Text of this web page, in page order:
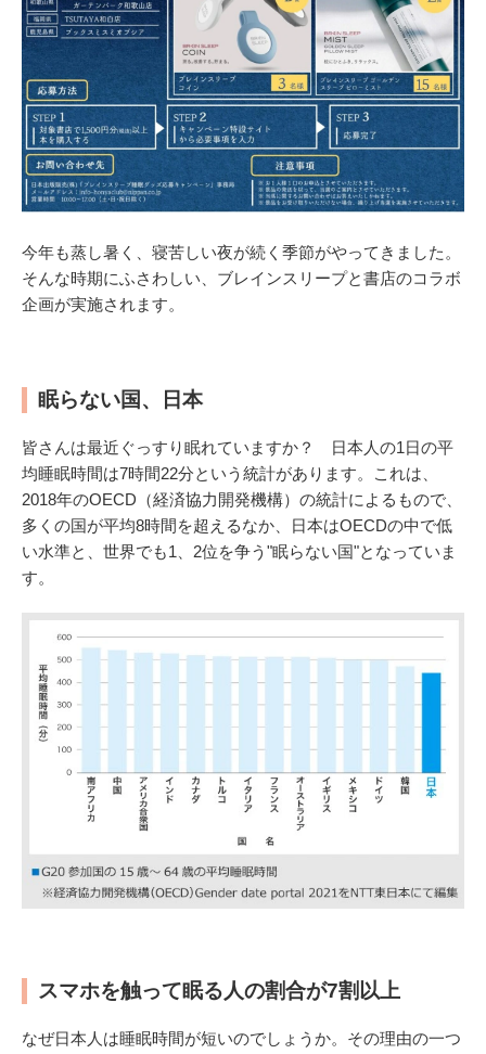
今年も蒸し暑く、寝苦しい夜が続く季節がやってきました。
そんな時期にふさわしい、ブレインスリープと書店のコラボ
企画が実施されます。
眠らない国、日本
皆さんは最近ぐっすり眠れていますか？ 日本人の1日の平
均睡眠時間は7時間22分という統計があります。これは、
2018年のOECD（経済協力開発機構）の統計によるもので、
多くの国が平均8時間を超えるなか、日本はOECDの中で低
い水準と、世界でも1、2位を争う"眠らない国"となっていま
す。
スマホを触って眠る人の割合が7割以上
なぜ日本人は睡眠時間が短いのでしょうか。その理由の一つ